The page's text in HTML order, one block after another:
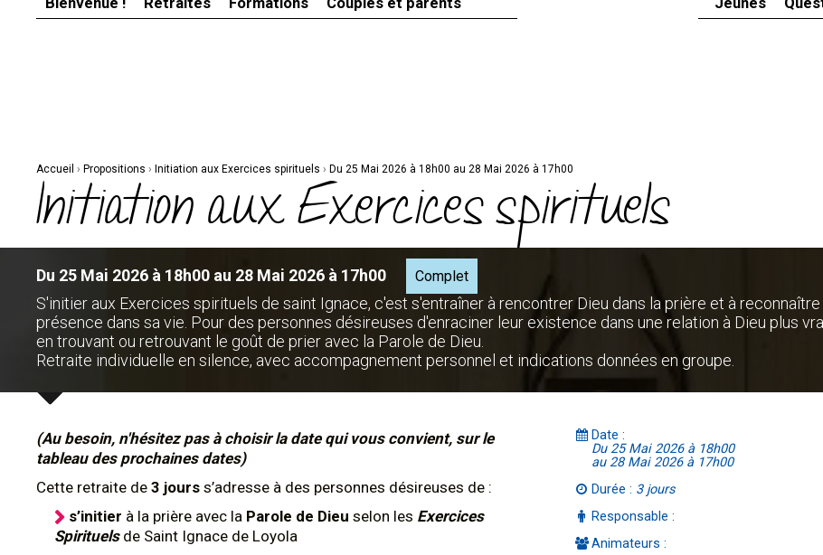
Accueil › Propositions › Initiation aux Exercices spirituels › Du 25 Mai 2026 à 18h00 au 28 Mai 2026 à 17h00
Initiation aux Exercices spirituels
Du 25 Mai 2026 à 18h00 au 28 Mai 2026 à 17h00 Complet
S'initier aux Exercices spirituels de saint Ignace, c'est s'entraîner à rencontrer Dieu dans la prière et à reconnaître
présence dans sa vie. Pour des personnes désireuses d'enraciner leur existence dans une relation à Dieu plus
en trouvant ou retrouvant le goût de prier avec la Parole de Dieu.
Retraite individuelle en silence, avec accompagnement personnel et indications données en groupe.
(Au besoin, n'hésitez pas à choisir la date qui vous convient, sur le
tableau des prochaines dates)
Cette retraite de 3 jours s’adresse à des personnes désireuses de :
s’initier à la prière avec la Parole de Dieu selon les Exercices
Spirituels de Saint Ignace de Loyola
Date :
Du 25 Mai 2026 à 18h00
au 28 Mai 2026 à 17h00
Durée : 3 jours
Responsable :
Animateurs :